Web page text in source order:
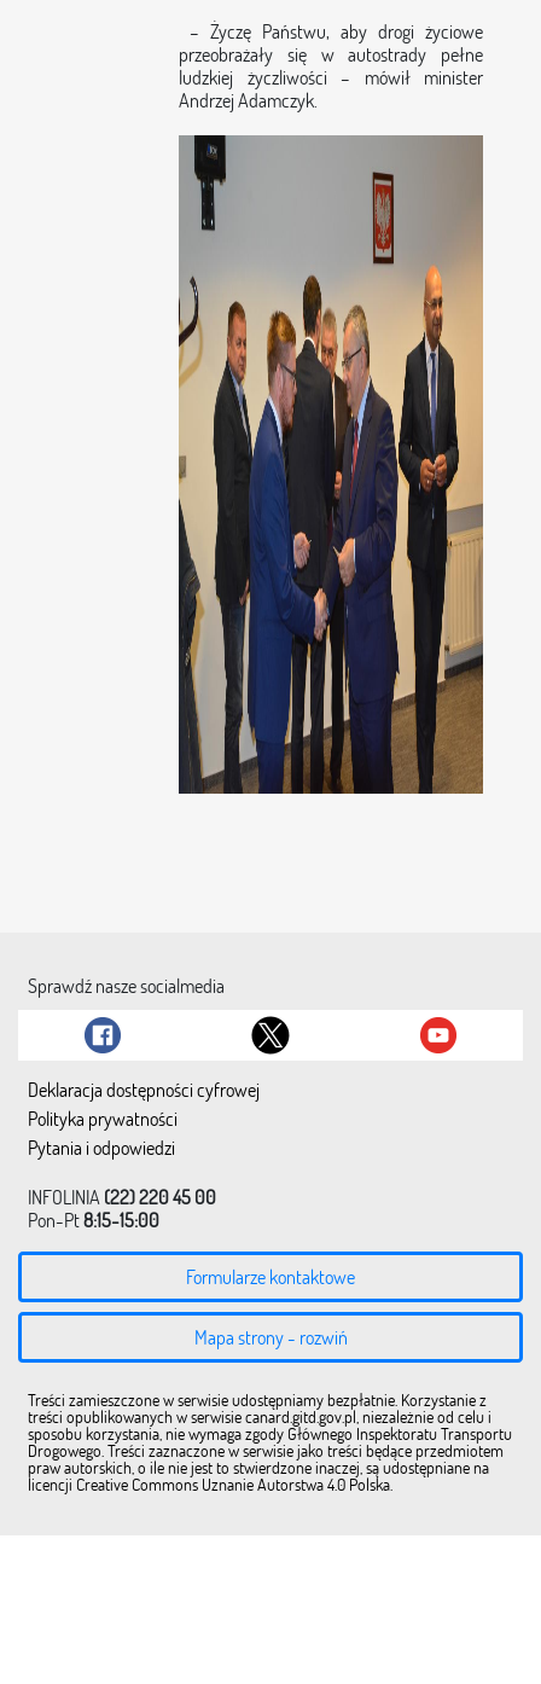
– Życzę Państwu, aby drogi życiowe
przeobrażały się w autostrady pełne
ludzkiej życzliwości – mówił minister
Andrzej Adamczyk.
Sprawdź nasze socialmedia
Deklaracja dostępności cyfrowej
Polityka prywatności
Pytania i odpowiedzi
INFOLINIA (22) 220 45 00
Pon-Pt8:15-15:00
Formularze kontaktowe
Mapa strony - rozwiń
Treści zamieszczone w serwisie udostępniamy bezpłatnie. Korzystanie z
treści opublikowanych w serwisie canard.gitd.gov.pl, niezależnie od celu i
sposobu korzystania, nie wymaga zgody Głównego Inspektoratu Transportu
Drogowego. Treści zaznaczone w serwisie jako treści będące przedmiotem
praw autorskich, o ile nie jest to stwierdzone inaczej, są udostępniane na
licencji Creative Commons Uznanie Autorstwa 4.0 Polska.